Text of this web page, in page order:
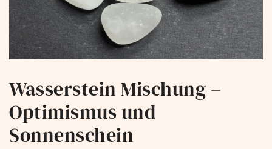
Wasserstein Mischung –
Optimismus und
Sonnenschein